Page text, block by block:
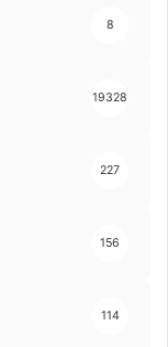
8
19328
227
156
114